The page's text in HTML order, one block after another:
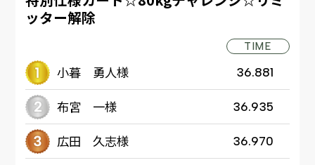
ッター解除
TIME
小暮 勇人様 36.881
布宮 一様 36.935
広田 久志様 36.970